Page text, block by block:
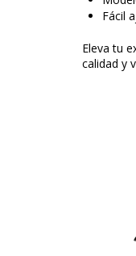
Fácil
Eleva tu
calidad y